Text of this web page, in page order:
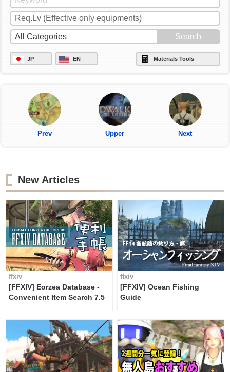
JP EN Materials Tools
Prev Upper Next
New Articles
ffxiv
[FFXIV] Eorzea Database -
Convenient Item Search 7.5
ffxiv
[FFXIV] Ocean Fishing
Guide